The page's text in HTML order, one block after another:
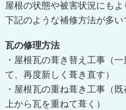
屋根の状態や被害状況にも
下記のような補修方法が多い
瓦の修理方法
・屋根瓦の葺き替え工事（
て、再度新しく葺き直す）
・屋根瓦の重ね葺き工事（既
上から瓦を重ねて葺く）